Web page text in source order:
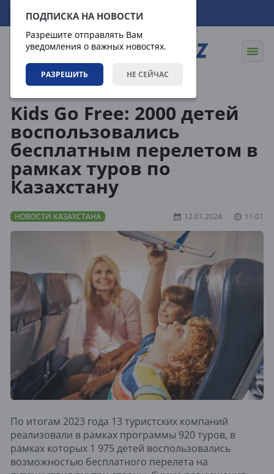
ПОДПИСКА НА НОВОСТИ
Разрешите отправлять Вам
уведомления о важных новостях.
РАЗРЕШИТЬ НЕ СЕЙЧАС
08.08.2026 21:16:41
Kids Go Free: 2000 детей
воспользовались
бесплатным перелетом в
рамках туров по
Казахстану
НОВОСТИ КАЗАХСТАНА 12.01.2024 11:01
По итогам 2023 года 13 туристских компаний
реализовали в рамках программы 920 туров, в
рамках которых 1 975 детей воспользовались
возможностью бесплатного перелета на